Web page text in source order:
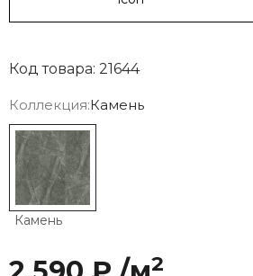
Код товара: 21644
Коллекция:Камень
Камень
2